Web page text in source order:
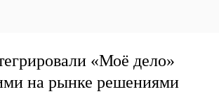
«Моё дело»
на рынке решениями